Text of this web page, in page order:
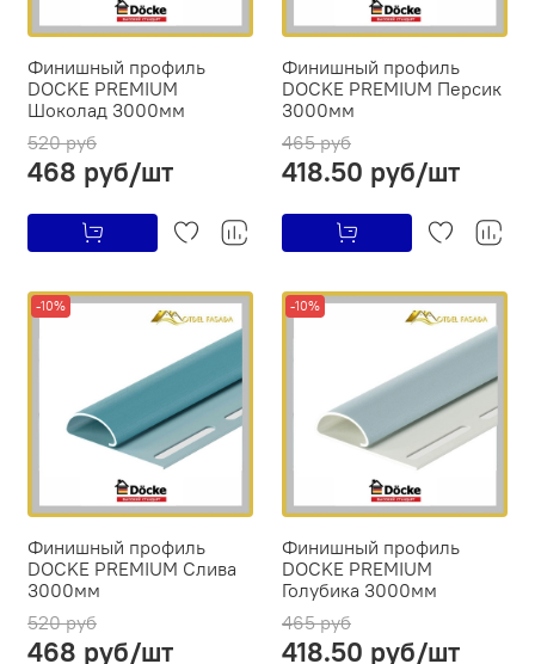
Финишный профиль
DOCKE PREMIUM
Шоколад 3000мм
520 руб
468 руб/шт
Финишный профиль
DOCKE PREMIUM Персик
3000мм
465 руб
418.50 руб/шт
-10%
Финишный профиль
DOCKE PREMIUM Слива
3000мм
520 руб
468 руб/шт
-10%
Финишный профиль
DOCKE PREMIUM
Голубика 3000мм
465 руб
418.50 руб/шт